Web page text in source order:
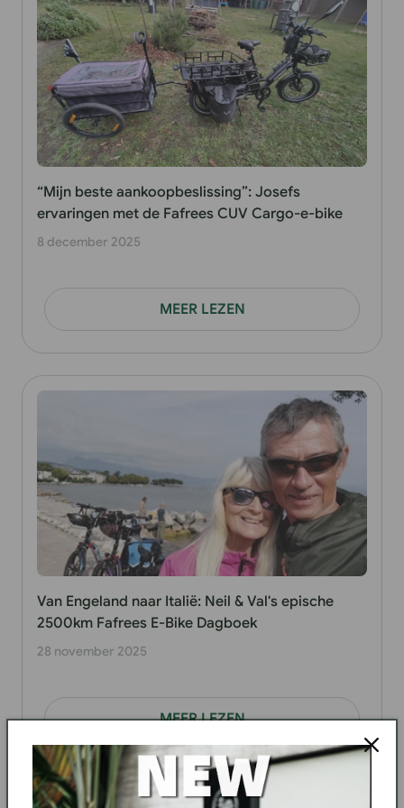
“Mijn beste aankoopbeslissing”: Josefs
ervaringen met de Fafrees CUV Cargo-e-bike
8 december 2025
MEER LEZEN
Van Engeland naar Italië: Neil & Val's epische
2500km Fafrees E-Bike Dagboek
28 november 2025
MEER LEZEN